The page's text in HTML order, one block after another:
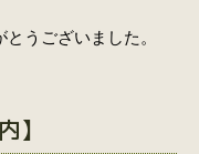
うございました。
】